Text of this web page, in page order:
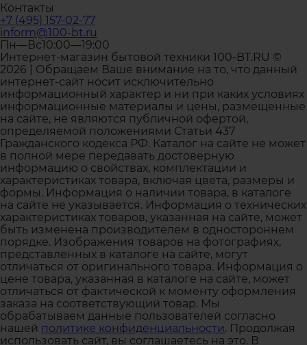
Контакты
+7 (495) 157-02-77
inform@100-bt.ru
Пн—Вс10:00—19:00
Интернет-магазин бытовой техники 100-BT.RU ©
2026 | Обращаем Ваше внимание на то, что данный
интернет-сайт носит исключительно
информационный характер и ни при каких условиях
информационные материалы и цены, размещенные
на сайте, не являются публичной офертой,
определяемой положениями Статьи 437
Гражданского кодекса РФ. Каталог на сайте не может
в полной мере передавать достоверную
информацию о свойствах, комплектации и
характеристиках товара, включая цвета, размеры и
формы. Информация о наличии товара, в каталоге
на сайте не указывается. Информация о технических
характеристиках товаров, указанная на сайте, может
быть изменена производителем в одностороннем
порядке. Изображения товаров на фотографиях,
представленных в каталоге на сайте, могут
отличаться от оригинального товара. Информация о
цене товара, указанная в каталоге на сайте, может
отличаться от фактической к моменту оформления
заказа на соответствующий товар. Мы
обрабатываем данные пользователей согласно
нашей политике конфиденциальности. Продолжая
использовать сайт, вы соглашаетесь на это. В